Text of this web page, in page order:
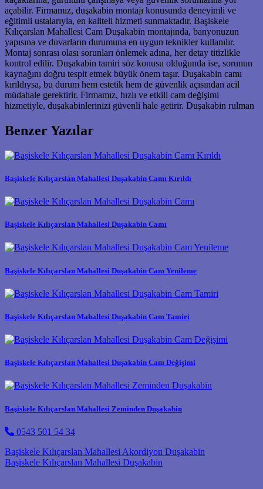
açabilir. Firmamız, duşakabin montajı konusunda deneyimli ve
eğitimli ustalarıyla, en kaliteli hizmeti sunmaktadır. Başiskele
Kılıçarslan Mahallesi Cam Duşakabin montajında, banyonuzun
yapısına ve duvarların durumuna en uygun teknikler kullanılır.
Montaj sonrası olası sorunları önlemek adına, her detay titizlikle
kontrol edilir. Duşakabin tamiri söz konusu olduğunda ise, sorunun
kaynağını doğru tespit etmek büyük önem taşır. Duşakabin camı
kırıldıysa, bu durum hem estetik hem de güvenlik açısından acil
müdahale gerektirir. Firmamız, hızlı ve etkili cam değişimi
hizmetiyle, duşakabinlerinizi güvenli hale getirir. Duşakabin rulman
Benzer Yazılar
Başiskele Kılıçarslan Mahallesi Duşakabin Camı Kırıldı
Başiskele Kılıçarslan Mahallesi Duşakabin Camı
Başiskele Kılıçarslan Mahallesi Duşakabin Cam Yenileme
Başiskele Kılıçarslan Mahallesi Duşakabin Cam Tamiri
Başiskele Kılıçarslan Mahallesi Duşakabin Cam Değişimi
Başiskele Kılıçarslan Mahallesi Zeminden Duşakabin
0543 501 54 34
Post navigation
Başiskele Kılıçarslan Mahallesi Akordiyon Duşakabin
Başiskele Kılıçarslan Mahallesi Duşakabin